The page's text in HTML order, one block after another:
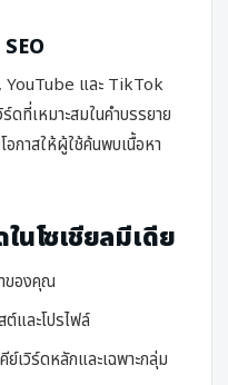
และ TikTok
ดที่เหมาะสมในคำบรรยาย
กาสให้ผู้ใช้ค้นพบเนื้อหา
นโซเชียลมีเดีย
ของคุณ
ต์และโปรไฟล์
วิร์ดหลักและเฉพาะกลุ่ม